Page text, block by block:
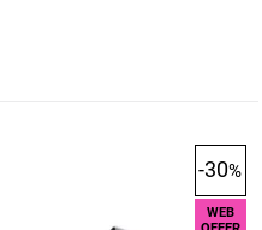
-30%
WEB